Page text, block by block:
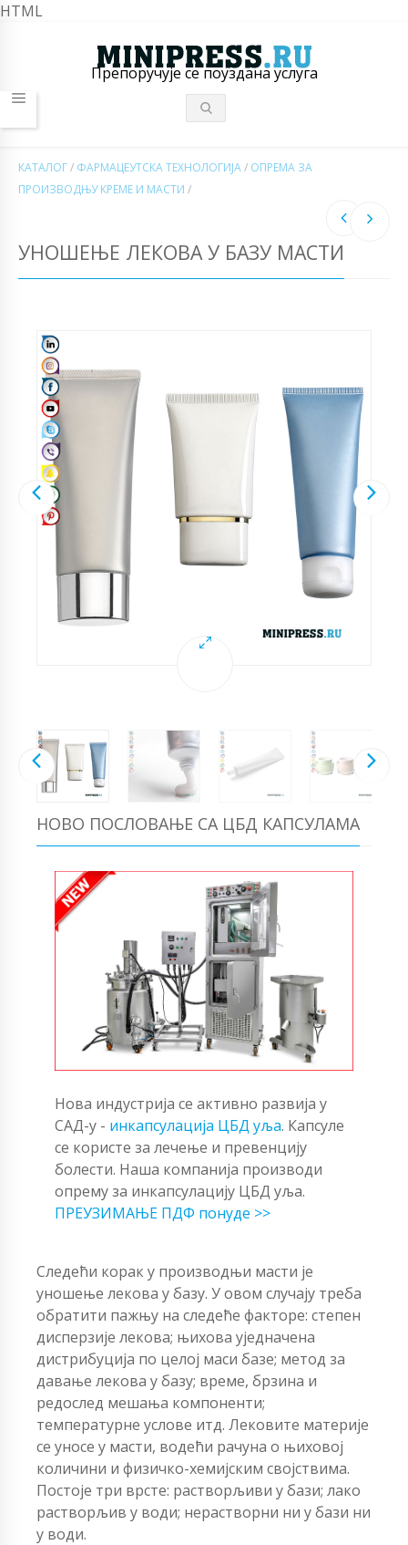
HTML
Препоручује се поуздана услуга
КАТАЛОГ/ ФАРМАЦЕУТСКА ТЕХНОЛОГИЈА/ ОПРЕМА ЗА
ПРОИЗВОДЊУ КРЕМЕ И МАСТИ /
УНОШЕЊЕ ЛЕКОВА У БАЗУ МАСТИ
НОВО ПОСЛОВАЊЕ СА ЦБД КАПСУЛАМА
Нова индустрија се активно развија у
САД-у - инкапсулација ЦБД уља. Капсуле
се користе за лечење и превенцију
болести. Наша компанија производи
опрему за инкапсулацију ЦБД уља.
ПРЕУЗИМАЊЕ ПДФ понуде >>
Следећи корак у производњи масти је
уношење лекова у базу. У овом случају треба
обратити пажњу на следеће факторе: степен
дисперзије лекова; њихова уједначена
дистрибуција по целој маси базе; метод за
давање лекова у базу; време, брзина и
редослед мешања компоненти;
температурне услове итд. Лековите материје
се уносе у масти, водећи рачуна о њиховој
количини и физичко-хемијским својствима.
Постоје три врсте: растворљиви у бази; лако
растворљив у води; нерастворни ни у бази ни
у води.